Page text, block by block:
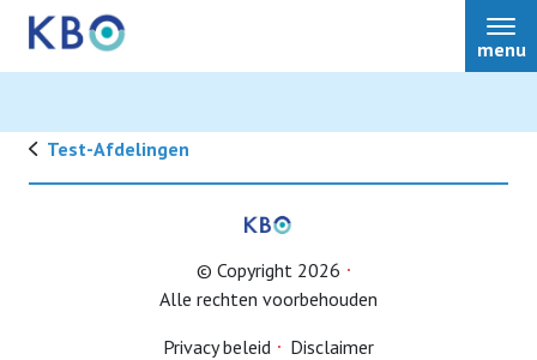
menu
Test-Afdelingen
© Copyright 2026
Alle rechten voorbehouden
Privacy beleid
Disclaimer